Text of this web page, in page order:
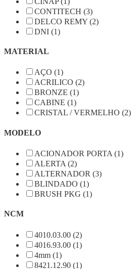
CONTITECH (3)
DELCO REMY (2)
DNI (1)
MATERIAL
AÇO (1)
ACRILICO (2)
BRONZE (1)
CABINE (1)
CRISTAL / VERMELHO (2)
MODELO
ACIONADOR PORTA (1)
ALERTA (2)
ALTERNADOR (3)
BLINDADO (1)
BRUSH PKG (1)
NCM
4010.03.00 (2)
4016.93.00 (1)
4mm (1)
8421.12.90 (1)